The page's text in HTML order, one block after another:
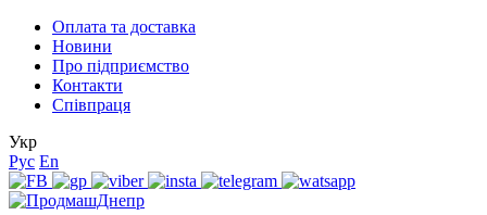
Оплата та доставка
Новини
Про підприємство
Контакти
Співпраця
Укр
Рус En